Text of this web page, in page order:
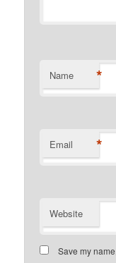
Name *
Email *
Website
Save my